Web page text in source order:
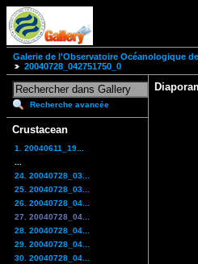
Galerie de l'Observatoire Océanologique
20040728_042751750_0
Recherche avancée
Crustacean
1. 20040611_19...
24. 20040728_03...
25. 20040728_03...
26. 20040728_04...
27. 20040728_04...
28. 20040728_04...
29. 20040728_04...
30. 20040728_04...